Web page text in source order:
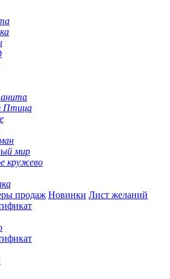
Птица
мир
кружево
продаж Новинки Лист желаний